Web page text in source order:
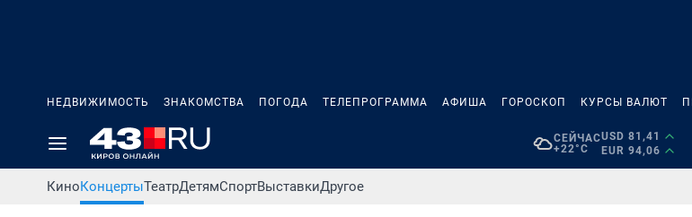
НЕДВИЖИМОСТЬ ЗНАКОМСТВА ПОГОДА ТЕЛЕПРОГРАММА АФИША ГОРОСКОП КУРСЫ ВАЛЮТ
СЕЙЧАС
+22°C
USD 81,41
EUR 94,06
КиноКонцертыТеатрДетямСпортВыставкиДругое